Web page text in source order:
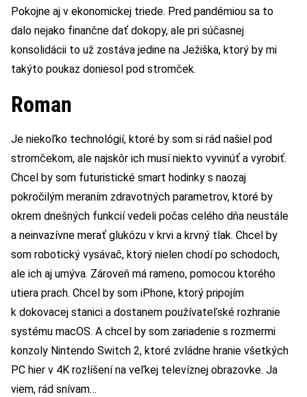
Pokojne aj v ekonomickej triede. Pred pandémiou sa to
dalo nejako finančne dať dokopy, ale pri súčasnej
konsolidácii to už zostáva jedine na Ježiška, ktorý by mi
takýto poukaz doniesol pod stromček.
Roman
Je niekoľko technológií, ktoré by som si rád našiel pod
stromčekom, ale najskôr ich musí niekto vyvinúť a vyrobiť.
Chcel by som futuristické smart hodinky s naozaj
pokročilým meraním zdravotných parametrov, ktoré by
okrem dnešných funkcií vedeli počas celého dňa neustále
a neinvazívne merať glukózu v krvi a krvný tlak. Chcel by
som robotický vysávač, ktorý nielen chodí po schodoch,
ale ich aj umýva. Zároveň má rameno, pomocou ktorého
utiera prach. Chcel by som iPhone, ktorý pripojím
k dokovacej stanici a dostanem používateľské rozhranie
systému macOS. A chcel by som zariadenie s rozmermi
konzoly Nintendo Switch 2, ktoré zvládne hranie všetkých
PC hier v 4K rozlíšení na veľkej televíznej obrazovke. Ja
viem, rád snívam…